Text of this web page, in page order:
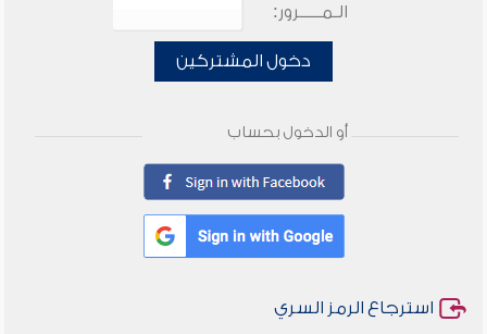
الـمـــــرور:
دخول المشتركين
أو الدخول بحساب
استرجاع الرمز السري